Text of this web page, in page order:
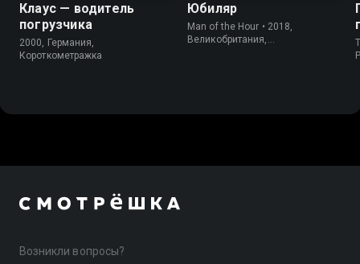
Клаус — водитель
погрузчика
2000, Германия,
Короткометражка
Юбиляр
Man of the Hour • 2018,
Великобритания,
Возникли вопросы?